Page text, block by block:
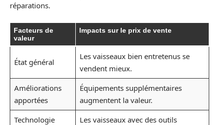
réparations.
Facteurs de
valeur
Impacts sur le prix de vente
État général
Les vaisseaux bien entretenus se
vendent mieux.
Améliorations
apportées
Équipements supplémentaires
augmentent la valeur.
Technologie
Les vaisseaux avec des outils